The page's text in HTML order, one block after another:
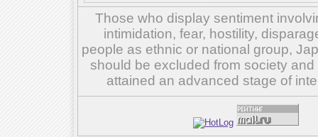
Those who display sentiment
intimidation, fear, hostility,
people as ethnic or national group,
should be excluded from society
attained an advanced stage of